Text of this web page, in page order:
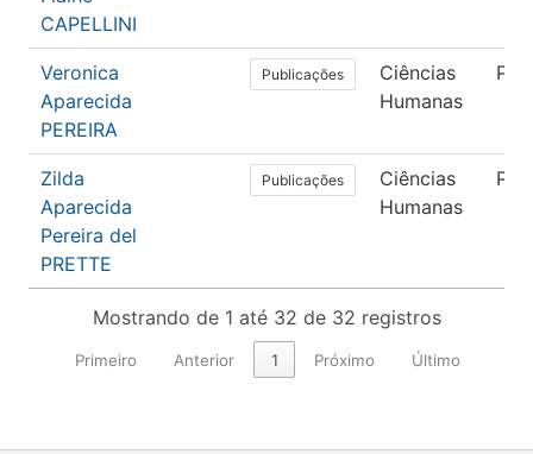
CAPELLINI
Veronica
Aparecida
PEREIRA
Publicações
Ciências
Humanas
Zilda
Aparecida
Pereira del
PRETTE
Publicações
Ciências
Humanas
Mostrando de 1 até 32 de 32 registros
Primeiro Anterior 1 Próximo Último